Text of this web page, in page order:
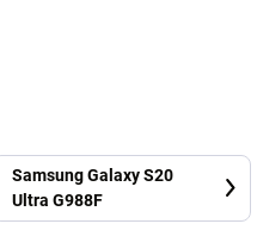
Samsung Galaxy S20
Ultra G988F